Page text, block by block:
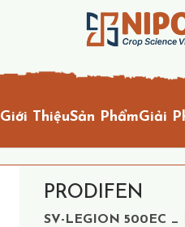
Giới ThiệuSản PhẩmGiải
PRODIFEN
SV-LEGION 500EC _